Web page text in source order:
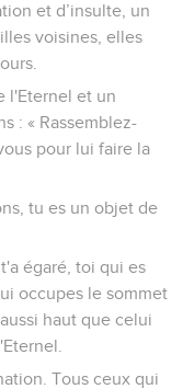
et d’insulte, un
voisines, elles
l'Eternel et un
: « Rassemblez-
pour lui faire la
tu es un objet de
égaré, toi qui es
occupes le sommet
haut que celui
Tous ceux qui